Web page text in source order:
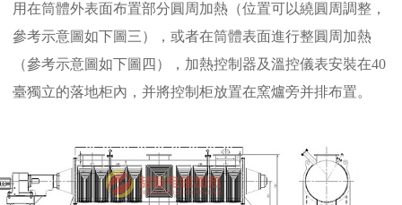
用在筒體外表面布置部分圓周加熱（位置可以繞圓周調整，
參考示意圖如下圖三），或者在筒體表面進行整圓周加熱
（參考示意圖如下圖四），加熱控制器及溫控儀表安裝在40
臺獨立的落地柜內，并將控制柜放置在窯爐旁并排布置。